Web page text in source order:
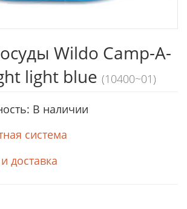
Wildo Camp-A-
light blue (10400~01)
В наличии
система
доставка